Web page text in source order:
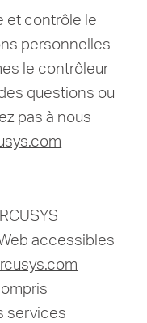
et contrôle le
personnelles
le contrôleur
questions ou
pas à nous
accessibles
services